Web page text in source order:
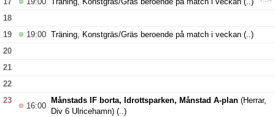
18
19
19:00 Träning, Konstgräs/Gräs beroende på match i veckan (..)
20
21
22
23
16:00
Månstads IF borta, Idrottsparken, Månstad A-plan (Herrar,
Div 6 Ulricehamn) (..)